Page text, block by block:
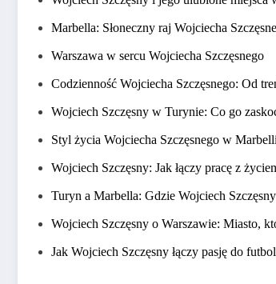
Marbella: Słoneczny raj Wojciecha
Warszawa w sercu Wojciecha Szczęsnego
Codzienność Wojciecha Szczęsnego: Od
Wojciech Szczęsny w Turynie: Co go
Styl życia Wojciecha Szczęsnego w Marbelli
Wojciech Szczęsny: Jak łączy pracę z
Turyn a Marbella: Gdzie Wojciech
Wojciech Szczęsny o Warszawie: Miasto,
Jak Wojciech Szczęsny łączy pasję do